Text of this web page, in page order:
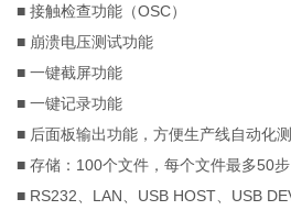
■ 接触检查功能（OSC）
■ 崩溃电压测试功能
■ 一键截屏功能
■ 一键记录功能
■ 后面板输出功能，方便生产线自动化
■ 存储：100个文件，每个文件最多50步
■ RS232、LAN、USB HOST、USB